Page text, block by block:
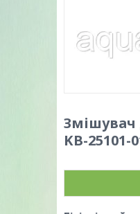
Змішувач
KB-25101-